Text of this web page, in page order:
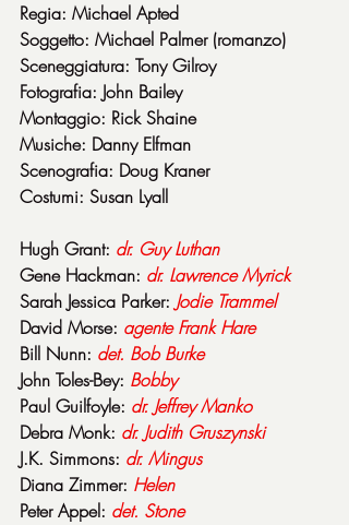
Regia: Michael Apted
Soggetto: Michael Palmer (romanzo)
Sceneggiatura: Tony Gilroy
Fotografia: John Bailey
Montaggio: Rick Shaine
Musiche: Danny Elfman
Scenografia: Doug Kraner
Costumi: Susan Lyall
Hugh Grant: dr. Guy Luthan
Gene Hackman: dr. Lawrence Myrick
Sarah Jessica Parker: Jodie Trammel
David Morse: agente Frank Hare
Bill Nunn: det. Bob Burke
John Toles-Bey: Bobby
Paul Guilfoyle: dr. Jeffrey Manko
Debra Monk: dr. Judith Gruszynski
J.K. Simmons: dr. Mingus
Diana Zimmer: Helen
Peter Appel: det. Stone